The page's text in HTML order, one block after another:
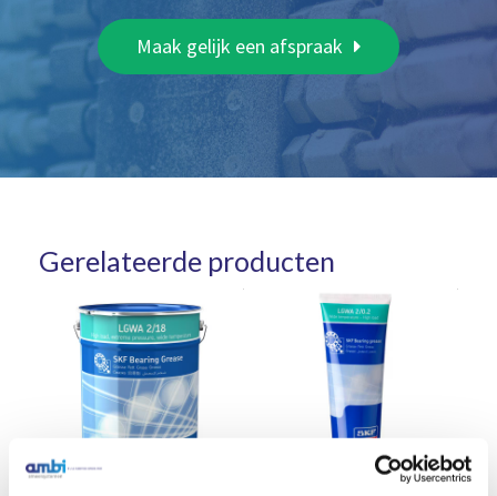
Maak gelijk een afspraak
Gerelateerde producten